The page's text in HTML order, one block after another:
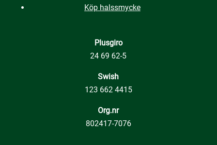
Köp halssmycke
Plusgiro
24 69 62-5
Swish
123 662 4415
Org.nr
802417-7076